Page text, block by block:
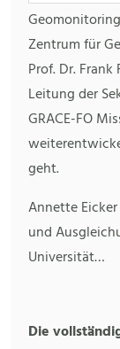
Zentrum für
Prof. Dr.
Leitung der
GRACE-FO
geht.
Annette
und
Universität…
Die